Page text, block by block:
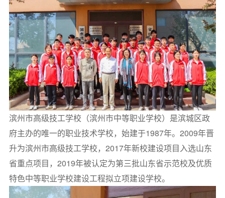
滨州市高级技工学校（滨州市中等职业学校）是滨城区政
府主办的唯一的职业技术学校，始建于1987年。2009年晋
升为滨州市高级技工学校，2017年新校建设项目入选山东
省重点项目，2019年被认定为第三批山东省示范校及优质
特色中等职业学校建设工程拟立项建设学校。